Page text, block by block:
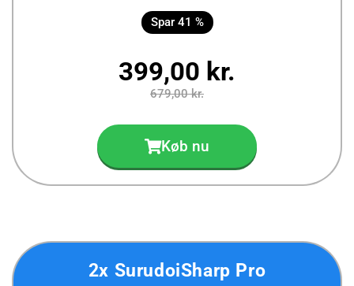
Spar 41 %
399,00 kr.
679,00 kr.
Køb nu
2x SurudoiSharp Pro